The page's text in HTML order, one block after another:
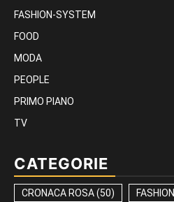
FASHION-SYSTEM
FOOD
MODA
PEOPLE
PRIMO PIANO
TV
CATEGORIE
CRONACA ROSA(50) FASHION